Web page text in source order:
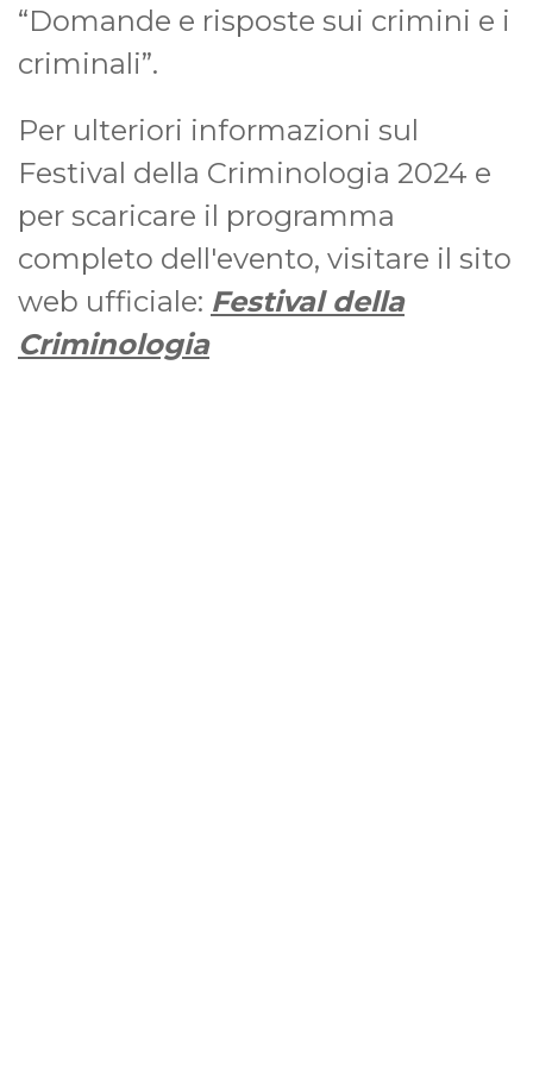
“Domande e risposte sui crimini e i
criminali”.
Per ulteriori informazioni sul
Festival della Criminologia 2024 e
per scaricare il programma
completo dell'evento, visitare il sito
web ufficiale: Festival della
Criminologia